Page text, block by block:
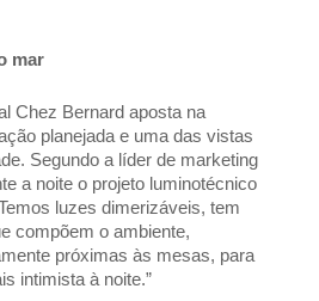
mar
Chez Bernard aposta na
planejada e uma das vistas
Segundo a líder de marketing
a noite o projeto luminotécnico
luzes dimerizáveis, tem
compõem o ambiente,
próximas às mesas, para
intimista à noite.”